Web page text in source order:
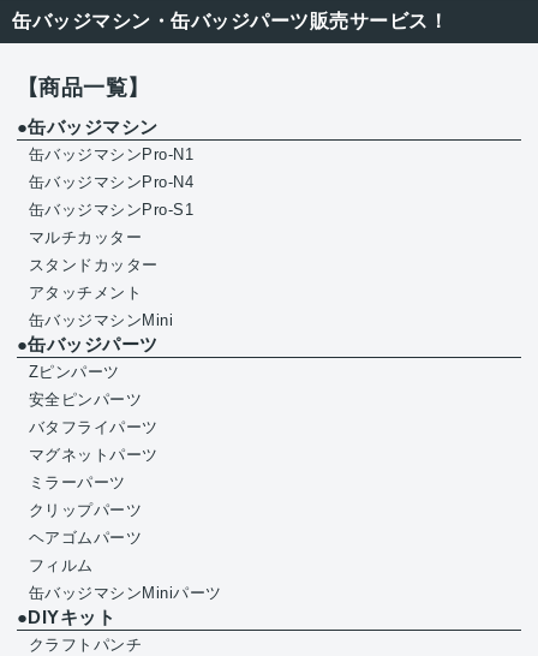
缶バッジマシン・缶バッジパーツ販売サービス！
【商品一覧】
●缶バッジマシン
缶バッジマシンPro-N1
缶バッジマシンPro-N4
缶バッジマシンPro-S1
マルチカッター
スタンドカッター
アタッチメント
缶バッジマシンMini
●缶バッジパーツ
Zピンパーツ
安全ピンパーツ
バタフライパーツ
マグネットパーツ
ミラーパーツ
クリップパーツ
ヘアゴムパーツ
フィルム
缶バッジマシンMiniパーツ
●DIYキット
クラフトパンチ